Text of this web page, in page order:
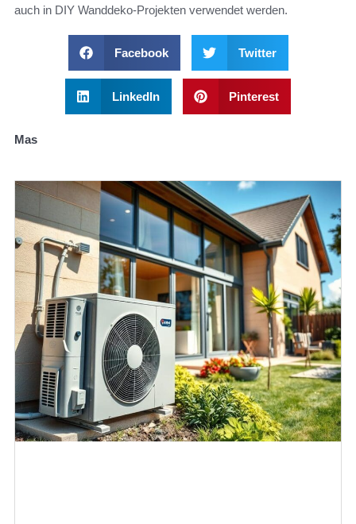
auch in DIY Wanddeko-Projekten verwendet werden.
Facebook Twitter
LinkedIn Pinterest
Mas